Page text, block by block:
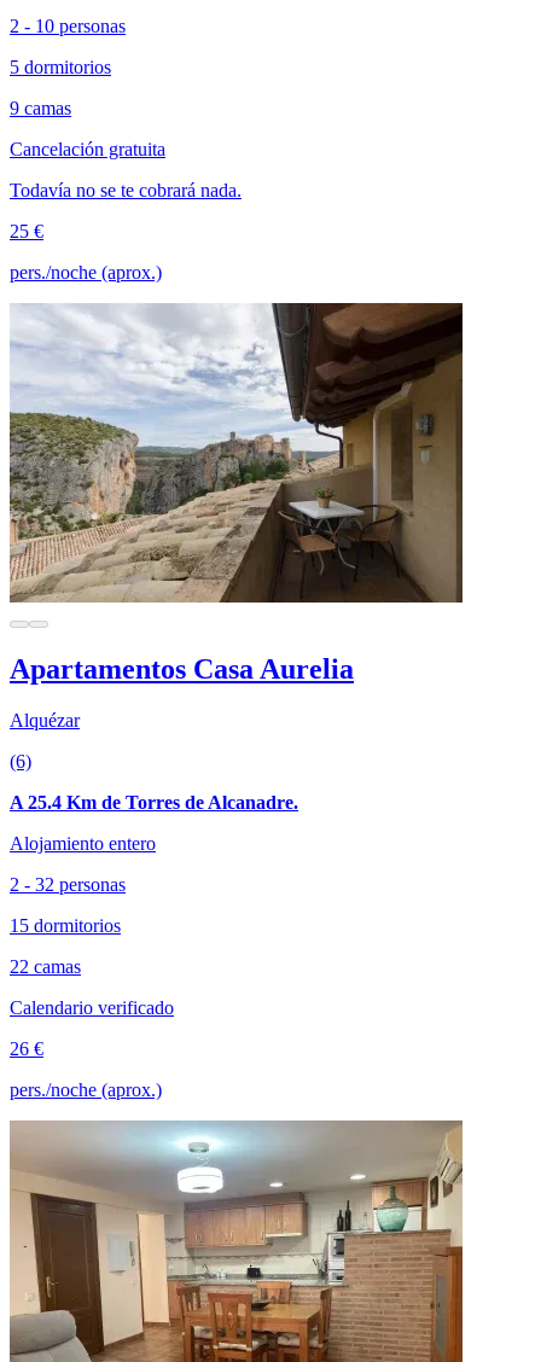
2 - 10 personas
5 dormitorios
9 camas
Cancelación gratuita
Todavía no se te cobrará nada.
25 €
pers./noche (aprox.)
Apartamentos Casa Aurelia
Alquézar
(6)
A 25.4 Km de Torres de Alcanadre.
Alojamiento entero
2 - 32 personas
15 dormitorios
22 camas
Calendario verificado
26 €
pers./noche (aprox.)